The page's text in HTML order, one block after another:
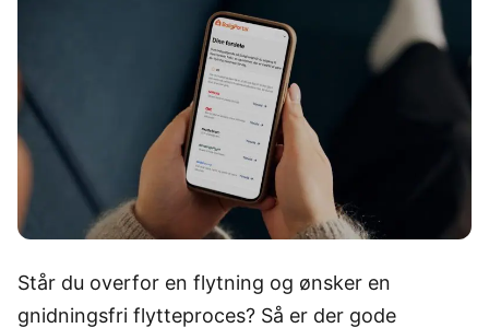
Står du overfor en flytning og ønsker en
gnidningsfri flytteproces? Så er der gode